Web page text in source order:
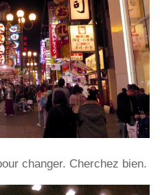
changer. Cherchez bien.